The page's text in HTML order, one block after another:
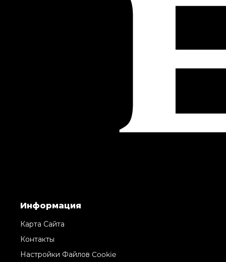
Информация
Карта Сайта
Контакты
Настройки Файлов Cookie